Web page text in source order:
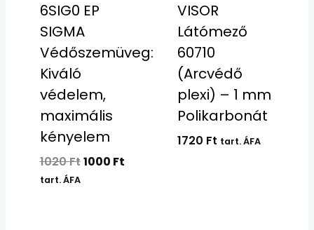
6SIG0 EP
SIGMA
Védőszemüveg:
Kiváló
védelem,
maximális
kényelem
1020FtOriginal
1000 FtCurrent
tart. ÁFA
VISOR
Látómező
60710
(Arcvédő
plexi) – 1 mm
Polikarbonát
1720 Ft tart. ÁFA